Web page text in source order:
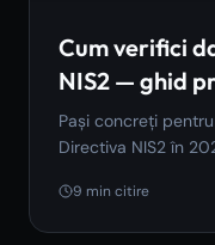
Cum verifici
NIS2 — ghid
Pași concreți
Directiva NIS2 în
după codul CAEN.
9 min citire